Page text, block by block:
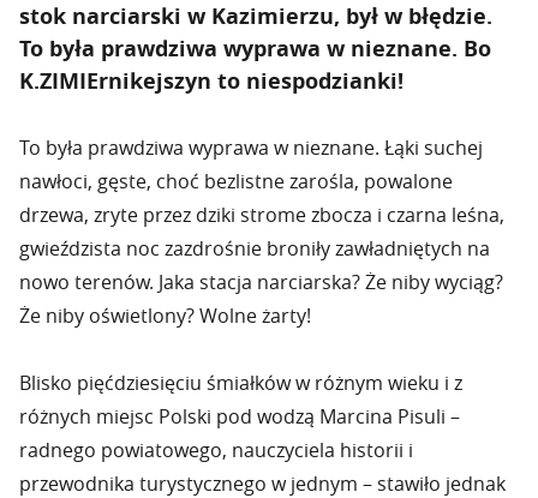
stok narciarski w Kazimierzu, był w błędzie.
To była prawdziwa wyprawa w nieznane. Bo
K.ZIMIErnikejszyn to niespodzianki!
To była prawdziwa wyprawa w nieznane. Łąki suchej
nawłoci, gęste, choć bezlistne zarośla, powalone
drzewa, zryte przez dziki strome zbocza i czarna leśna,
gwieździsta noc zazdrośnie broniły zawładniętych na
nowo terenów. Jaka stacja narciarska? Że niby wyciąg?
Że niby oświetlony? Wolne żarty!
Blisko pięćdziesięciu śmiałków w różnym wieku i z
różnych miejsc Polski pod wodzą Marcina Pisuli –
radnego powiatowego, nauczyciela historii i
przewodnika turystycznego w jednym – stawiło jednak